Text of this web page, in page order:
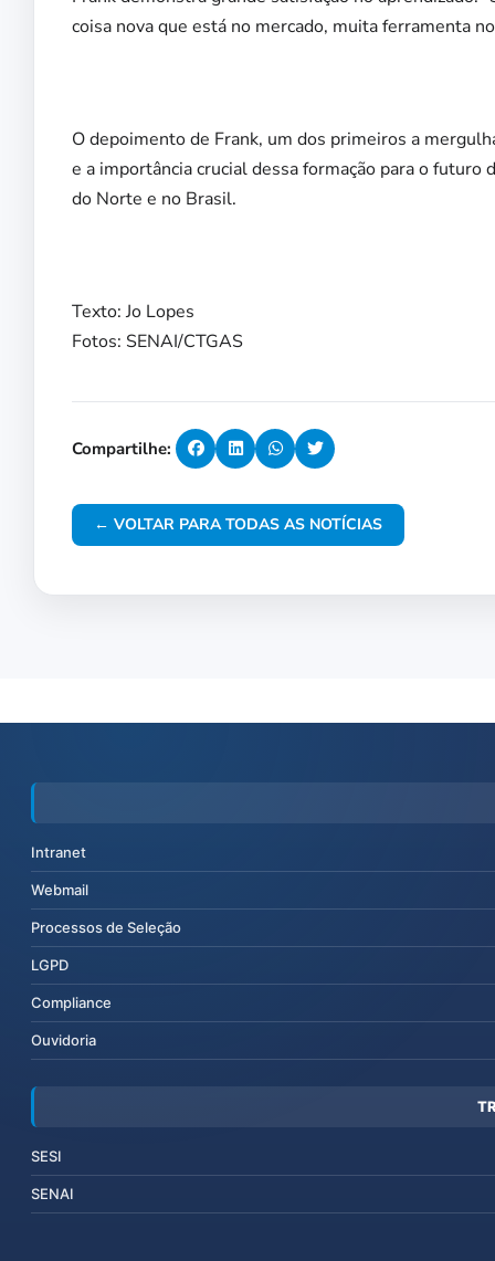
coisa nova que está no mercado, muita ferramenta
O depoimento de Frank, um dos primeiros a
e a importância crucial dessa formação para o
do Norte e no Brasil.
Texto: Jo Lopes
Fotos: SENAI/CTGAS
Compartilhe:
← VOLTAR PARA TODAS AS NOTÍCIAS
Intranet
Webmail
Processos de Seleção
LGPD
Compliance
Ouvidoria
SESI
SENAI